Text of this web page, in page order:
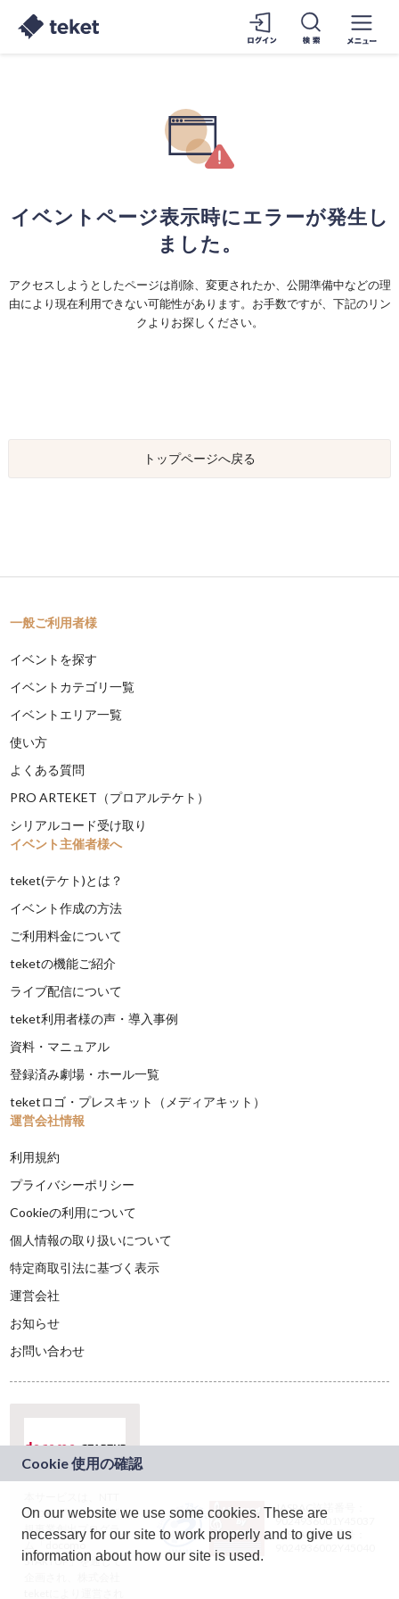
イベントページ表示時にエラーが発生し
ました。
アクセスしようとしたページは削除、変更されたか、公開準備中などの理
由により現在利用できない可能性があります。お手数ですが、下記のリン
クよりお探しください。
トップページへ戻る
一般ご利用者様
イベントを探す
イベントカテゴリ一覧
イベントエリア一覧
使い方
よくある質問
PRO ARTEKET（プロアルテケト）
シリアルコード受け取り
イベント主催者様へ
teket(テケト)とは？
イベント作成の方法
ご利用料金について
teketの機能ご紹介
ライブ配信について
teket利用者様の声・導入事例
資料・マニュアル
登録済み劇場・ホール一覧
teketロゴ・プレスキット（メディアキット）
運営会社情報
利用規約
プライバシーポリシー
Cookieの利用について
個人情報の取り扱いについて
特定商取引法に基づく表示
運営会社
お知らせ
お問い合わせ
ドコモグループの新
規事業創出プログラ
ム「docomo
STARTUP」を通じて
JASRAC許諾番号：
9024936001Y45037
JASRAC許諾番号：
On our website we use some cookies. These are
necessary for our site to work properly and to give us
information about how our site is used.